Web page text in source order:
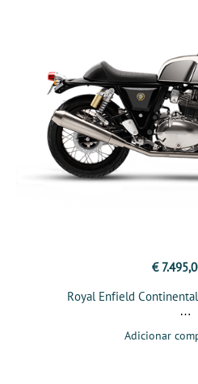
€
Royal Enfield
Adicionar